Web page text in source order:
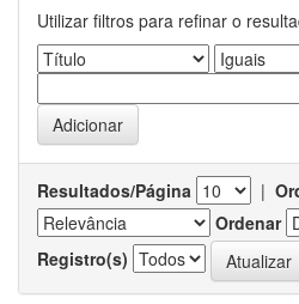
Utilizar filtros para refinar o
Resultados/Página |
Ordenar
Registro(s)